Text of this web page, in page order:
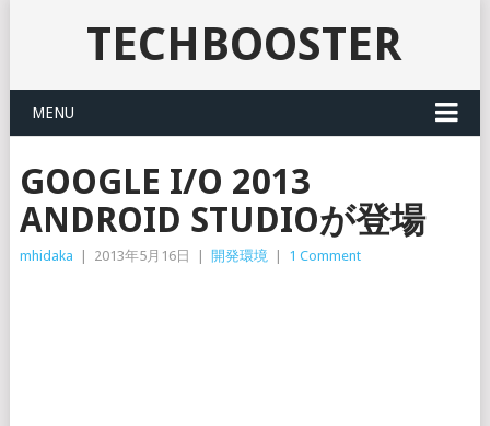
TECHBOOSTER
MENU
GOOGLE I/O 2013
ANDROID STUDIOが登場
mhidaka 2013年5月16日 開発環境 1 Comment